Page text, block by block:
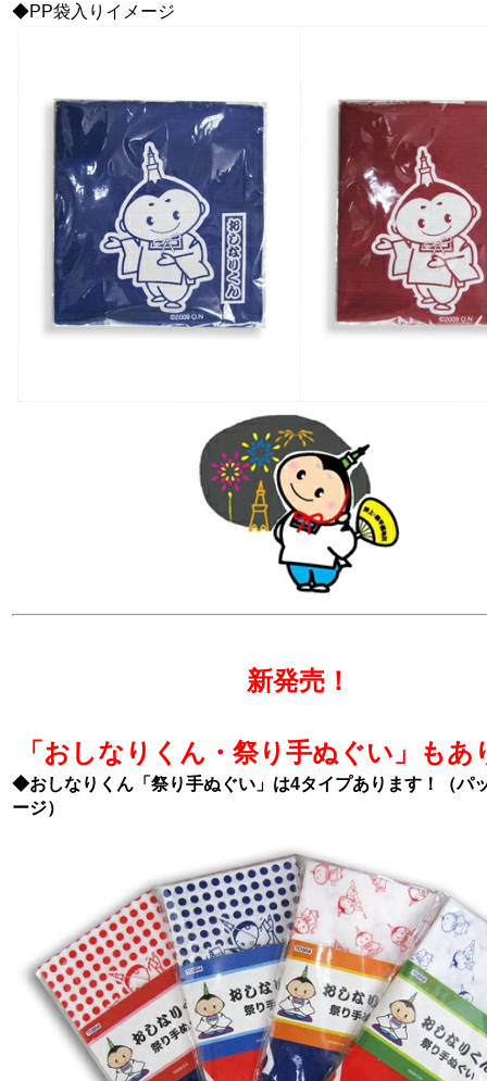
◆PP袋入りイメージ
新発売！
「おしなりくん・祭り手ぬぐい」もあ
◆おしなりくん「祭り手ぬぐい」は4タイプあります！（パ
ージ）